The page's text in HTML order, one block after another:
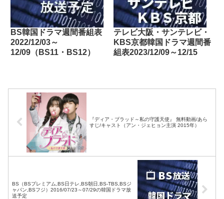
BS韓国ドラマ週間番組表
2022/12/03～
12/09（BS11・BS12）
テレビ大阪・サンテレビ・
KBS京都韓国ドラマ週間番
組表2023/12/09～12/15
『ディア・ブラッド～私の守護天使』 無料動画/あら
すじ/キャスト（アン・ジェヒョン主演 2015年）
BS（BSプレミアム,BS日テレ,BS朝日,BS-TBS,BSジ
ャパン,BSフジ）2016/07/23～07/29の韓国ドラマ放
送予定